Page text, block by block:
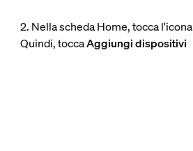
2. Nella scheda Home, tocca l'icona
Quindi, toccaAggiungi dispositivi